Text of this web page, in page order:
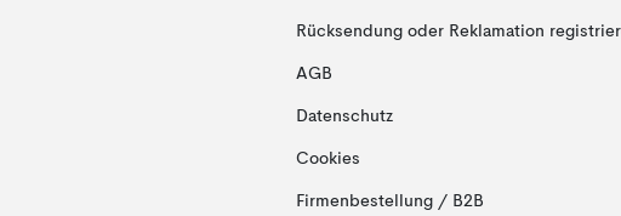
Rücksendung oder Reklamation
AGB
Datenschutz
Cookies
Firmenbestellung / B2B